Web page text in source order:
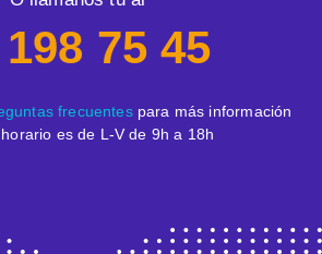
75 45
frecuentespara más información
es de L-V de 9h a 18h